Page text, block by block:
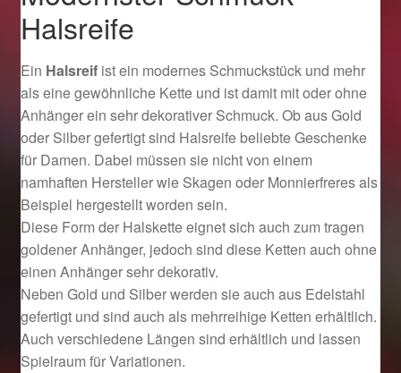
Halsreife
Ein Halsreifist ein modernes Schmuckstück und mehr
als eine gewöhnliche Kette und ist damit mit oder ohne
Anhänger ein sehr dekorativer Schmuck. Ob aus Gold
oder Silber gefertigt sind Halsreife beliebte Geschenke
für Damen. Dabei müssen sie nicht von einem
namhaften Hersteller wie Skagen oder Monnierfreres als
Beispiel hergestellt worden sein.
Diese Form der Halskette eignet sich auch zum tragen
goldener Anhänger, jedoch sind diese Ketten auch ohne
einen Anhänger sehr dekorativ.
Neben Gold und Silber werden sie auch aus Edelstahl
gefertigt und sind auch als mehrreihige Ketten erhältlich.
Auch verschiedene Längen sind erhältlich und lassen
Spielraum für Variationen.